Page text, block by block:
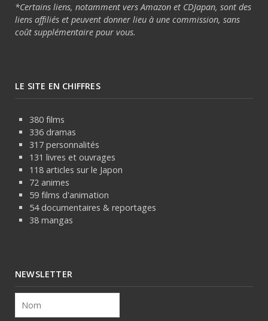
*Certains liens, notamment vers Amazon et CDJapan, sont des
liens affiliés et peuvent donner lieu à une commission, sans
coût supplémentaire pour vous.
LE SITE EN CHIFFRES
380 films
336 dramas
317 personnalités
131 livres et ouvrages
118 articles sur le Japon
72 animes
59 films d'animation
54 documentaires & reportages
38 mangas
NEWSLETTER